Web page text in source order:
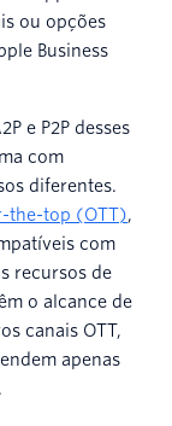
ou opções
Business
e P2P desses
com
diferentes.
the-top (OTT),
com
recursos de
o alcance de
canais OTT,
apenas